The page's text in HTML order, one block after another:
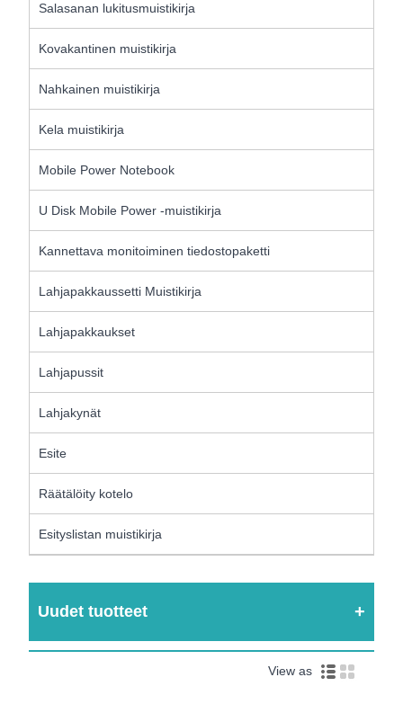
Salasanan lukitusmuistikirja
Kovakantinen muistikirja
Nahkainen muistikirja
Kela muistikirja
Mobile Power Notebook
U Disk Mobile Power -muistikirja
Kannettava monitoiminen tiedostopaketti
Lahjapakkaussetti Muistikirja
Lahjapakkaukset
Lahjapussit
Lahjakynät
Esite
Räätälöity kotelo
Esityslistan muistikirja
Uudet tuotteet
View as